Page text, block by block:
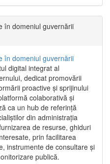
în domeniul guvernării
în domeniul guvernării
digital integrat al
dedicat promovării
proactive și sprijinului
colaborativă și
ca un hub de referință
din administrația
de resurse, ghiduri
prin facilitarea
instrumente de consultare și
publică.